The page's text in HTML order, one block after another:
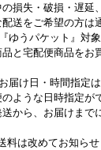
損失・破損・遅延
送をご希望の方は
ゆうパケット』対象
と宅配便商品をお
届け日・時間指定は
ような日時指定が
から、お届けまで
料は改めてお知らせ